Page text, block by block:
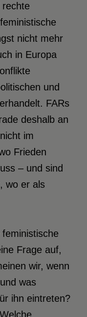
rechte
nicht mehr
in Europa
und
FARs
deshalb an
im
Frieden
– und sind
wo er als
Frage auf,
wir, wenn
was
ihn eintreten?